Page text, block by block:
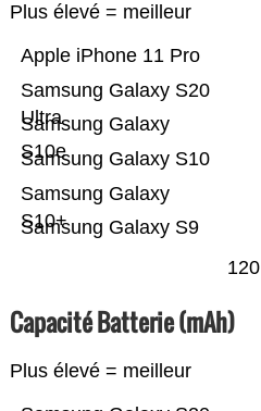
Plus élevé = meilleur
Samsung Galaxy S9
Samsung Galaxy
S10+
Samsung Galaxy S10
Samsung Galaxy
S10e
Samsung Galaxy S20
Ultra
Apple iPhone 11 Pro
120
Capacité Batterie (mAh)
Plus élevé = meilleur